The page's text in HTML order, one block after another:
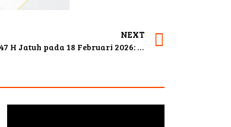
NEXT
Muhammadiyah Tetapkan 1 Ramadan 1447 H Jatuh pada 18 Februari 2026: Kok Bisa?